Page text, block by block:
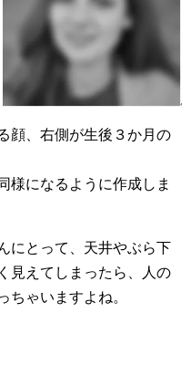
顔、右側が生後３か月の
様になるように作成しま
にとって、天井やぶら下
見えてしまったら、人の
ちゃいますよね。